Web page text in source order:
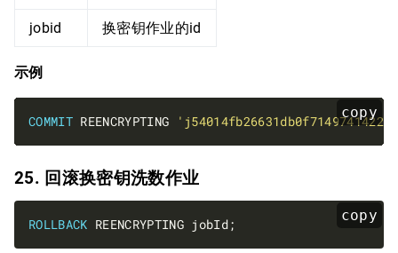
jobid 换密钥作业的id
示例
copy
COMMIT REENCRYPTING
25. 回滚换密钥洗数作业
copy
ROLLBACK